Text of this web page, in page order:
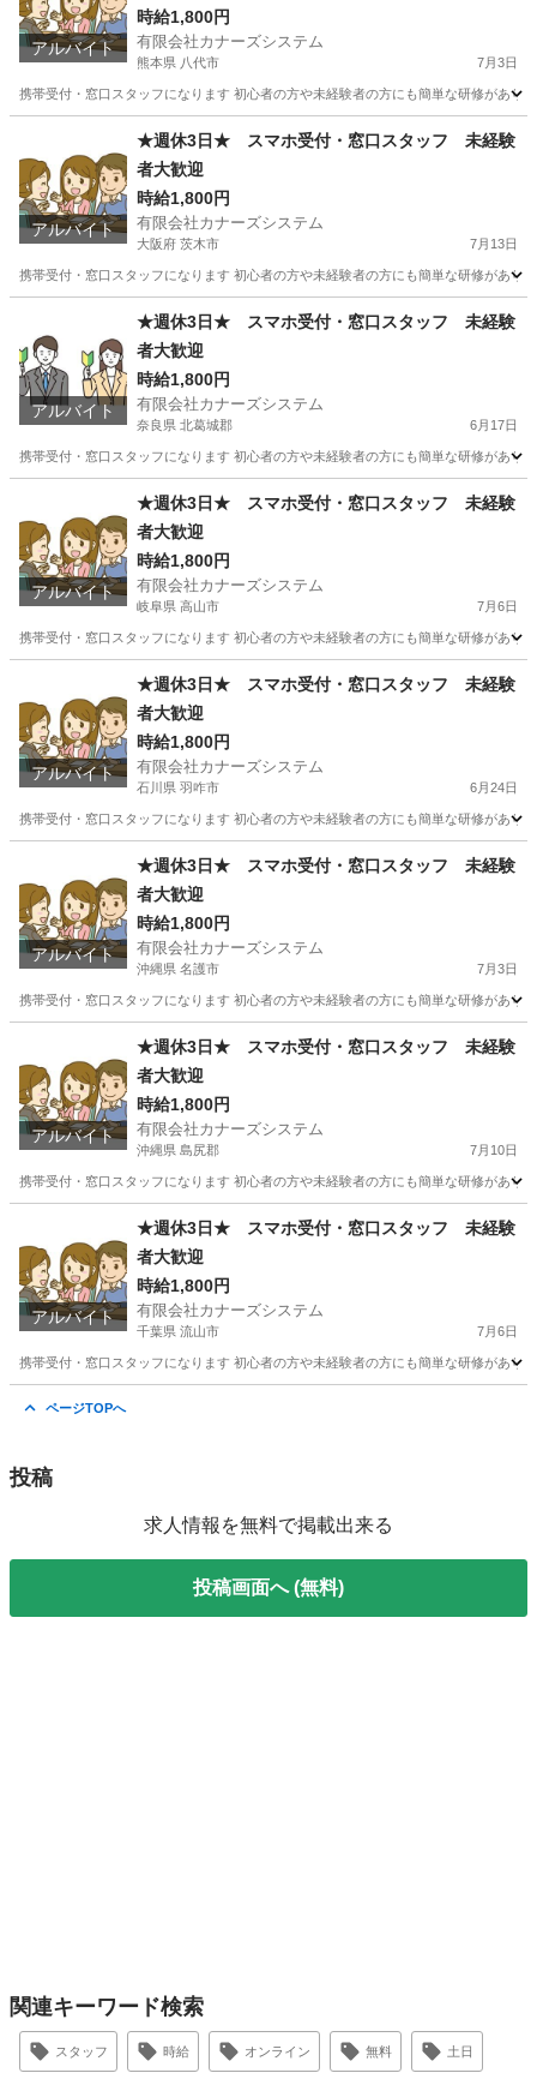
アルバイト
時給1,800円
有限会社カナーズシステム
熊本県 八代市 7月3日
携帯受付・窓口スタッフになります 初心者の方や未経験者の方にも簡単な研修があ
携帯ショップ スタッフ
アルバイト
★週休3日★ スマホ受付・窓口スタッフ 未経験
者大歓迎
時給1,800円
有限会社カナーズシステム
大阪府 茨木市 7月13日
携帯受付・窓口スタッフになります 初心者の方や未経験者の方にも簡単な研修があ
携帯ショップ
アルバイト
★週休3日★ スマホ受付・窓口スタッフ 未経験
者大歓迎
時給1,800円
有限会社カナーズシステム
奈良県 北葛城郡 6月17日
携帯受付・窓口スタッフになります 初心者の方や未経験者の方にも簡単な研修があ
携帯ショップ 時給
アルバイト
★週休3日★ スマホ受付・窓口スタッフ 未経験
者大歓迎
時給1,800円
有限会社カナーズシステム
岐阜県 高山市 7月6日
携帯受付・窓口スタッフになります 初心者の方や未経験者の方にも簡単な研修があ
携帯ショップ スタッフ
アルバイト
★週休3日★ スマホ受付・窓口スタッフ 未経験
者大歓迎
時給1,800円
有限会社カナーズシステム
石川県 羽咋市 6月24日
携帯受付・窓口スタッフになります 初心者の方や未経験者の方にも簡単な研修があ
携帯ショップ スタッフ
アルバイト
★週休3日★ スマホ受付・窓口スタッフ 未経験
者大歓迎
時給1,800円
有限会社カナーズシステム
沖縄県 名護市 7月3日
携帯受付・窓口スタッフになります 初心者の方や未経験者の方にも簡単な研修があ
携帯ショップ スタッフ
アルバイト
★週休3日★ スマホ受付・窓口スタッフ 未経験
者大歓迎
時給1,800円
有限会社カナーズシステム
沖縄県 島尻郡 7月10日
携帯受付・窓口スタッフになります 初心者の方や未経験者の方にも簡単な研修があ
携帯ショップ スタッフ
アルバイト
★週休3日★ スマホ受付・窓口スタッフ 未経験
者大歓迎
時給1,800円
有限会社カナーズシステム
千葉県 流山市 7月6日
携帯受付・窓口スタッフになります 初心者の方や未経験者の方にも簡単な研修があ
ページTOPへ
投稿
求人情報を無料で掲載出来る
投稿画面へ (無料)
関連キーワード検索
スタッフ 時給 オンライン 無料 土日